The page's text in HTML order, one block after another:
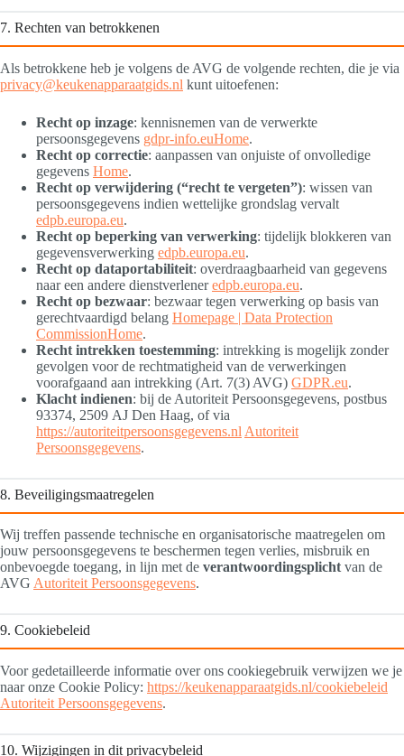
7. Rechten van betrokkenen
Als betrokkene heb je volgens de AVG de volgende rechten, die je via
privacy@keukenapparaatgids.nl kunt uitoefenen:
Recht op inzage: kennisnemen van de verwerkte
persoonsgegevens gdpr-info.euHome.
Recht op correctie: aanpassen van onjuiste of onvolledige
gegevens Home.
Recht op verwijdering (“recht te vergeten”): wissen van
persoonsgegevens indien wettelijke grondslag vervalt
edpb.europa.eu.
Recht op beperking van verwerking: tijdelijk blokkeren van
gegevensverwerking edpb.europa.eu.
Recht op dataportabiliteit: overdraagbaarheid van gegevens
naar een andere dienstverleneredpb.europa.eu.
Recht op bezwaar: bezwaar tegen verwerking op basis van
gerechtvaardigd belang Homepage | Data Protection
CommissionHome.
Recht intrekken toestemming: intrekking is mogelijk zonder
gevolgen voor de rechtmatigheid van de verwerkingen
voorafgaand aan intrekking (Art. 7(3) AVG) GDPR.eu.
Klacht indienen: bij de Autoriteit Persoonsgegevens, postbus
93374, 2509 AJ Den Haag, of via
https://autoriteitpersoonsgegevens.nl Autoriteit
Persoonsgegevens.
8. Beveiligingsmaatregelen
Wij treffen passende technische en organisatorische maatregelen om
jouw persoonsgegevens te beschermen tegen verlies, misbruik en
onbevoegde toegang, in lijn met de verantwoordingsplicht van de
AVG Autoriteit Persoonsgegevens.
9. Cookiebeleid
Voor gedetailleerde informatie over ons cookiegebruik verwijzen we je
naar onze Cookie Policy: https://keukenapparaatgids.nl/cookiebeleid
Autoriteit Persoonsgegevens.
10. Wijzigingen in dit privacybeleid